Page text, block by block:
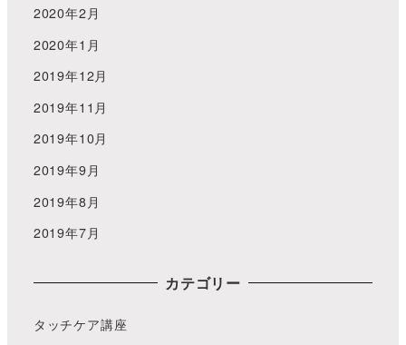
2020年2月
2020年1月
2019年12月
2019年11月
2019年10月
2019年9月
2019年8月
2019年7月
カテゴリー
タッチケア講座